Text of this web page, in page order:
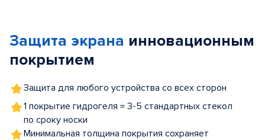
5
Защита экрана инновационным
покрытием
Защита для любого устройства со всех сторон
1 покрытие гидрогеля = 3-5 стандартных стекол
по сроку носки
Минимальная толщина покрытия сохраняет